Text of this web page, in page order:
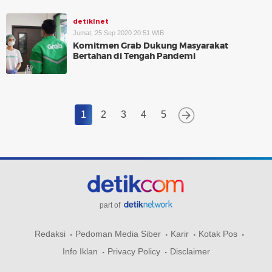
detikInet
Jumat, 25 Sep 2020 20:51 WIB
Komitmen Grab Dukung Masyarakat
Bertahan di Tengah Pandemi
1 2 3 4 5
part of
Redaksi Pedoman Media Siber Karir
Kotak Pos
Info Iklan
Privacy Policy Disclaimer